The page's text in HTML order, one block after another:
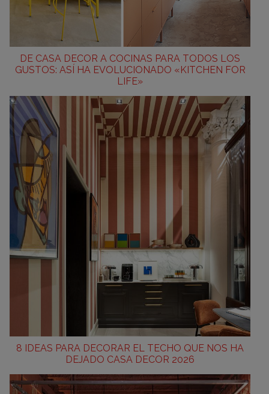
DE CASA DECOR A COCINAS PARA TODOS LOS
GUSTOS: ASÍ HA EVOLUCIONADO «KITCHEN FOR
LIFE»
8 IDEAS PARA DECORAR EL TECHO QUE NOS HA
DEJADO CASA DECOR 2026